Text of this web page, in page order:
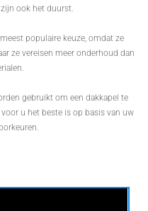
ook het duurst.
populaire keuze, omdat ze
ze vereisen meer onderhoud dan
gebruikt om een dakkapel te
u het beste is op basis van uw